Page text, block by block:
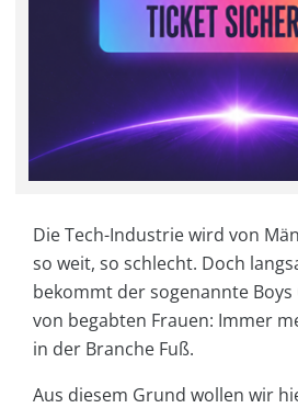
Die Tech-Industrie wird von
so weit, so schlecht. Doch
bekommt der sogenannte Boys
von begabten Frauen: Immer
in der Branche Fuß.
Aus diesem Grund wollen wir